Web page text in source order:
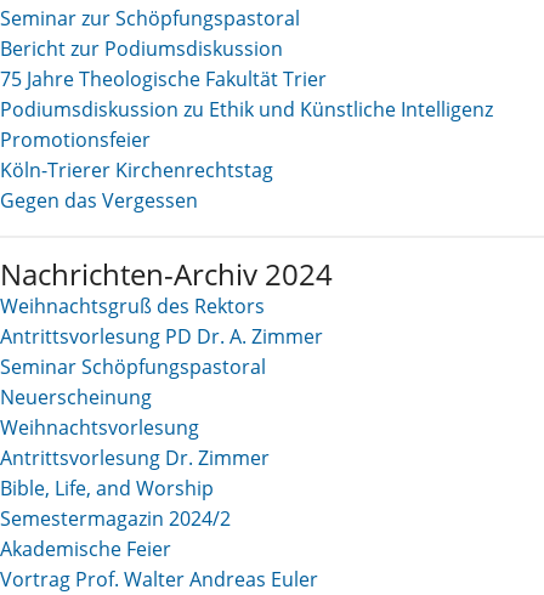
Seminar zur Schöpfungspastoral
Bericht zur Podiumsdiskussion
75 Jahre Theologische Fakultät Trier
Podiumsdiskussion zu Ethik und Künstliche Intelligenz
Promotionsfeier
Köln-Trierer Kirchenrechtstag
Gegen das Vergessen
Nachrichten-Archiv 2024
Weihnachtsgruß des Rektors
Antrittsvorlesung PD Dr. A. Zimmer
Seminar Schöpfungspastoral
Neuerscheinung
Weihnachtsvorlesung
Antrittsvorlesung Dr. Zimmer
Bible, Life, and Worship
Semestermagazin 2024/2
Akademische Feier
Vortrag Prof. Walter Andreas Euler